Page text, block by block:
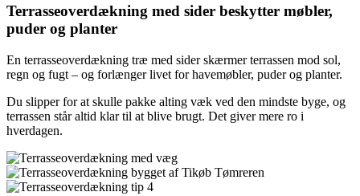
Terrasseoverdækning med sider beskytter møbler,
puder og planter
En terrasseoverdækning træ med sider skærmer terrassen mod sol,
regn og fugt – og forlænger livet for havemøbler, puder og planter.
Du slipper for at skulle pakke alting væk ved den mindste byge, og
terrassen står altid klar til at blive brugt. Det giver mere ro i
hverdagen.